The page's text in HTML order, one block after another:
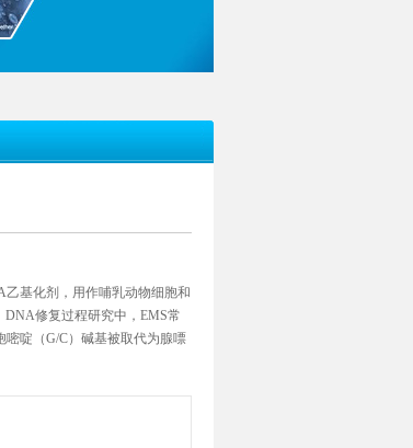
乙基化剂，用作哺乳动物细胞和
修复过程研究中，EMS常
嘧啶（G/C）碱基被取代为腺嘌
点突变和单核苷酸多态性。